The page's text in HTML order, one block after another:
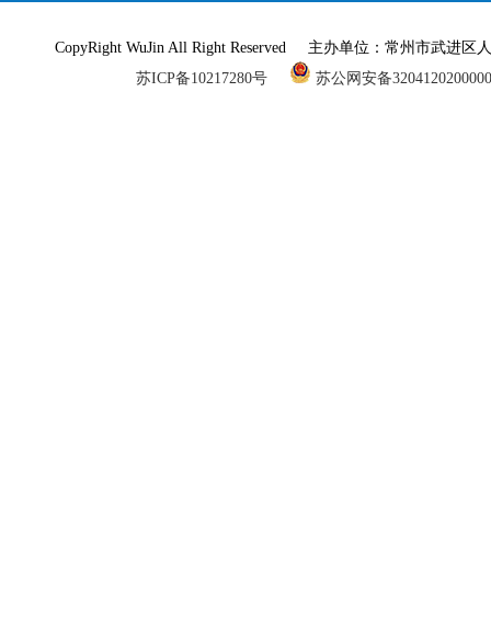
CopyRight WuJin All Right Reserved 主办单位：常州市武进
苏ICP备10217280号
苏公网安备